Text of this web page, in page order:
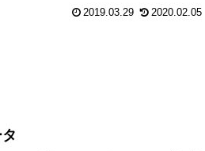
2019.03.29 2020.02.05